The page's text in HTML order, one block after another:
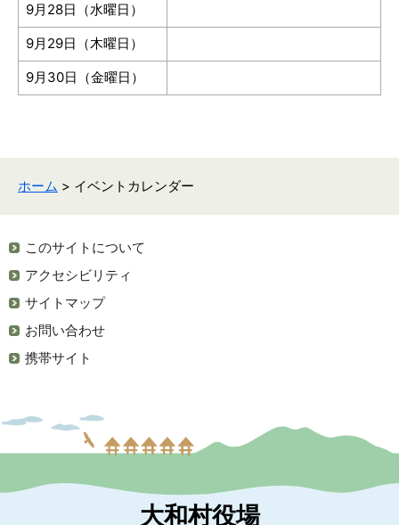
9月28日（水曜日）
9月29日（木曜日）
9月30日（金曜日）
ホーム > イベントカレンダー
このサイトについて
アクセシビリティ
サイトマップ
お問い合わせ
携帯サイト
大和村役場